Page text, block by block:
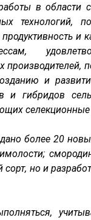
работы в
технологий,
и
производителей,
и
и гибридов
более 20
но и